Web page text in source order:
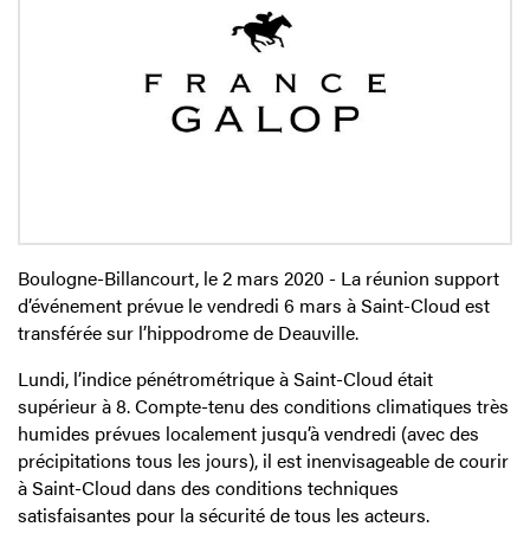
Boulogne-Billancourt, le 2 mars 2020 - La réunion support
d’événement prévue le vendredi 6 mars à Saint-Cloud est
transférée sur l’hippodrome de Deauville.
Lundi, l’indice pénétrométrique à Saint-Cloud était
supérieur à 8. Compte-tenu des conditions climatiques très
humides prévues localement jusqu’à vendredi (avec des
précipitations tous les jours), il est inenvisageable de courir
à Saint-Cloud dans des conditions techniques
satisfaisantes pour la sécurité de tous les acteurs.